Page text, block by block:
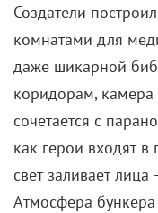
Создатели
комнатами для
даже шикарной
коридорам, камера
сочетается с
как герои входят
свет заливает
Атмосфера